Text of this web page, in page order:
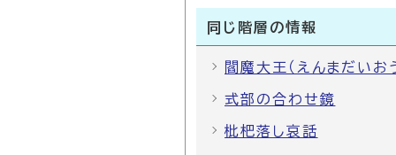
同じ階層の情報
閻魔大王（えんまだいお
式部の合わせ鏡
枇杷落し哀話